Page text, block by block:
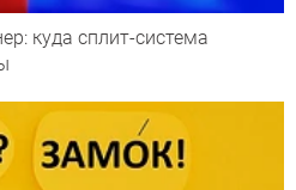
куда сплит-система